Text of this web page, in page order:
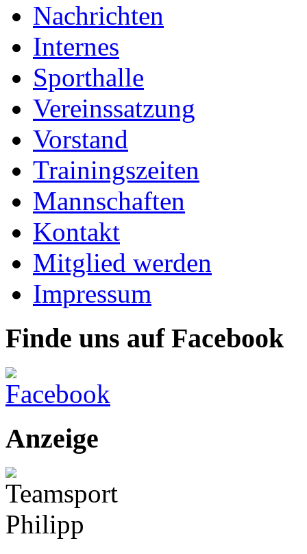
Nachrichten
Internes
Sporthalle
Vereinssatzung
Vorstand
Trainingszeiten
Mannschaften
Kontakt
Mitglied werden
Impressum
Finde uns auf Facebook
Anzeige